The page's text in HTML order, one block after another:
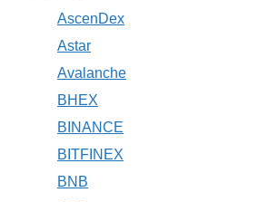
AscenDex
Astar
Avalanche
BHEX
BINANCE
BITFINEX
BNB